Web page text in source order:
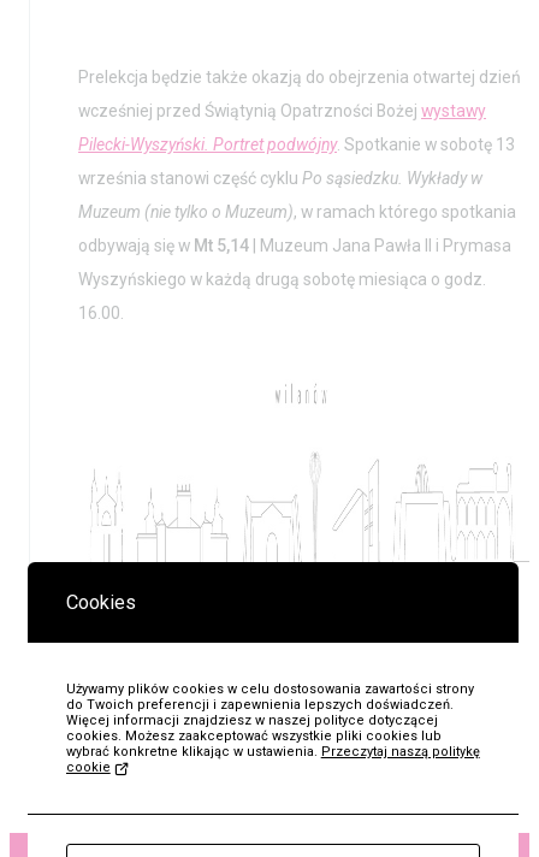
KUP
Prelekcja będzie także okazją do obejrzenia otwartej dzień
wcześniej przed Świątynią Opatrzności Bożej wystawy
Pilecki-Wyszyński. Portret podwójny. Spotkanie w sobotę 13
września stanowi część cyklu Po sąsiedzku. Wykłady w
Muzeum (nie tylko o Muzeum), w ramach którego spotkania
odbywają się w Mt 5,14 | Muzeum Jana Pawła II i Prymasa
Wyszyńskiego w każdą drugą sobotę miesiąca o godz.
16.00.
Cookies
Używamy plików cookies w celu dostosowania zawartości strony
do Twoich preferencji i zapewnienia lepszych doświadczeń.
Więcej informacji znajdziesz w naszej polityce dotyczącej
cookies. Możesz zaakceptować wszystkie pliki cookies lub
wybrać konkretne klikając w ustawienia. Przeczytaj naszą politykę
cookie